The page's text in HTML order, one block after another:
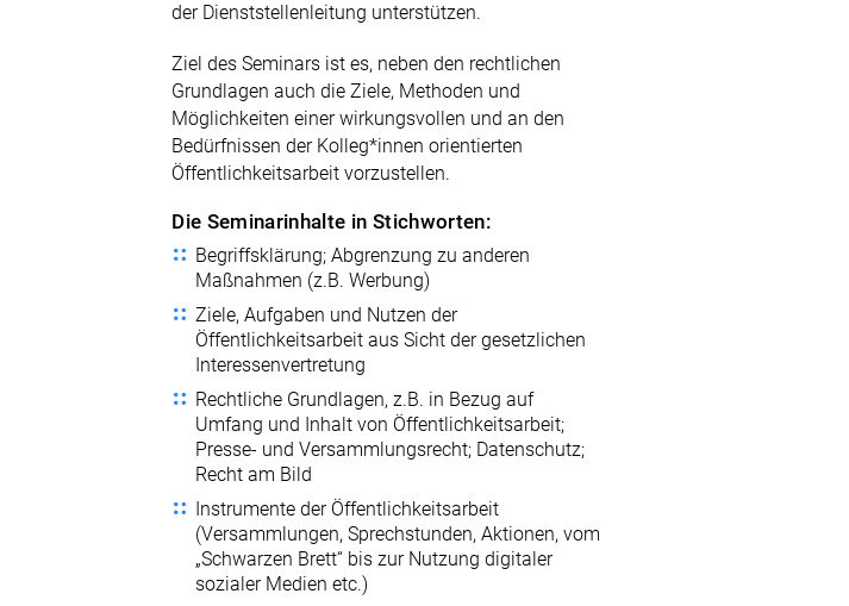
der Dienststellenleitung unterstützen.
Ziel des Seminars ist es, neben den rechtlichen
Grundlagen auch die Ziele, Methoden und
Möglichkeiten einer wirkungsvollen und an den
Bedürfnissen der Kolleg*innen orientierten
Öffentlichkeitsarbeit vorzustellen.
Die Seminarinhalte in Stichworten:
Begriffsklärung; Abgrenzung zu anderen
Maßnahmen (z.B. Werbung)
Ziele, Aufgaben und Nutzen der
Öffentlichkeitsarbeit aus Sicht der gesetzlichen
Interessenvertretung
Rechtliche Grundlagen, z.B. in Bezug auf
Umfang und Inhalt von Öffentlichkeitsarbeit;
Presse- und Versammlungsrecht; Datenschutz;
Recht am Bild
Instrumente der Öffentlichkeitsarbeit
(Versammlungen, Sprechstunden, Aktionen, vom
„Schwarzen Brett“ bis zur Nutzung digitaler
sozialer Medien etc.)